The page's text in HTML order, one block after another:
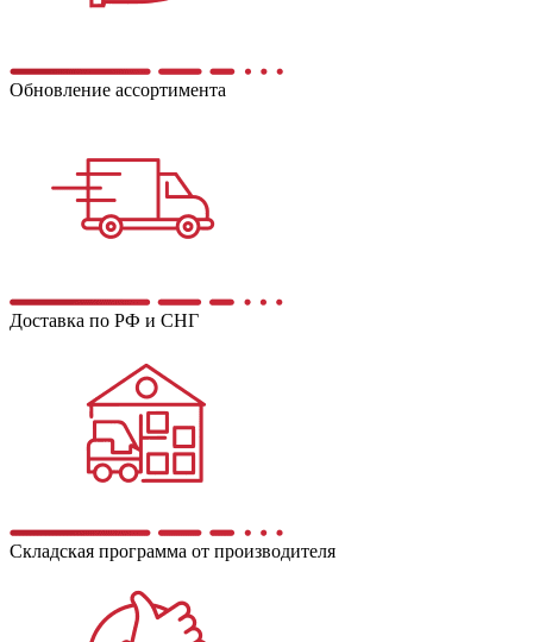
Обновление ассортимента
Доставка по РФ и СНГ
Складская программа от производителя